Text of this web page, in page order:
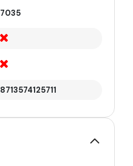
7035
8713574125711